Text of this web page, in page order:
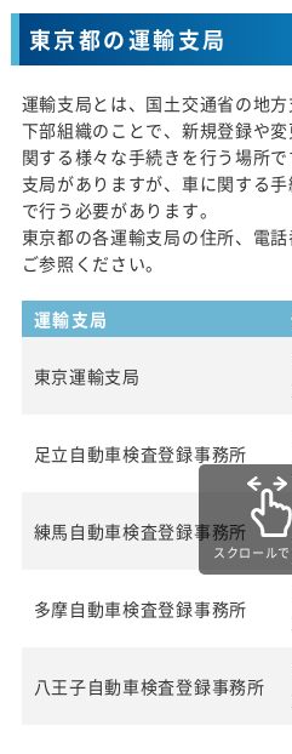
東京都の運輸支局
運輸支局とは、国土交通省の地
下部組織のことで、新規登録や
関する様々な手続きを行う場所
支局がありますが、車に関する
で行う必要があります。
東京都の各運輸支局の住所、電
ご参照ください。
運輸支局
東京運輸支局
足立自動車検査登録事務所
練馬自動車検査登録事務所
多摩自動車検査登録事務所
八王子自動車検査登録事務所
スクロール